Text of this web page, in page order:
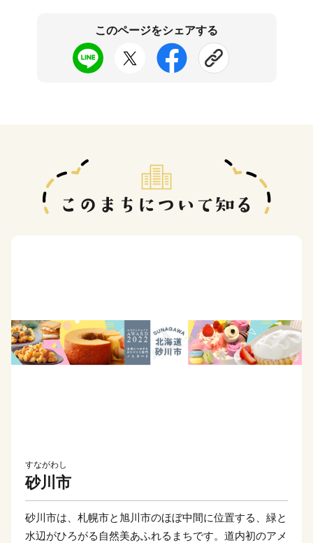
このページをシェアする
すながわし
砂川市
砂川市は、札幌市と旭川市のほぼ中間に位置する、緑と
水辺がひろがる自然美あふれるまちです。道内初のアメ